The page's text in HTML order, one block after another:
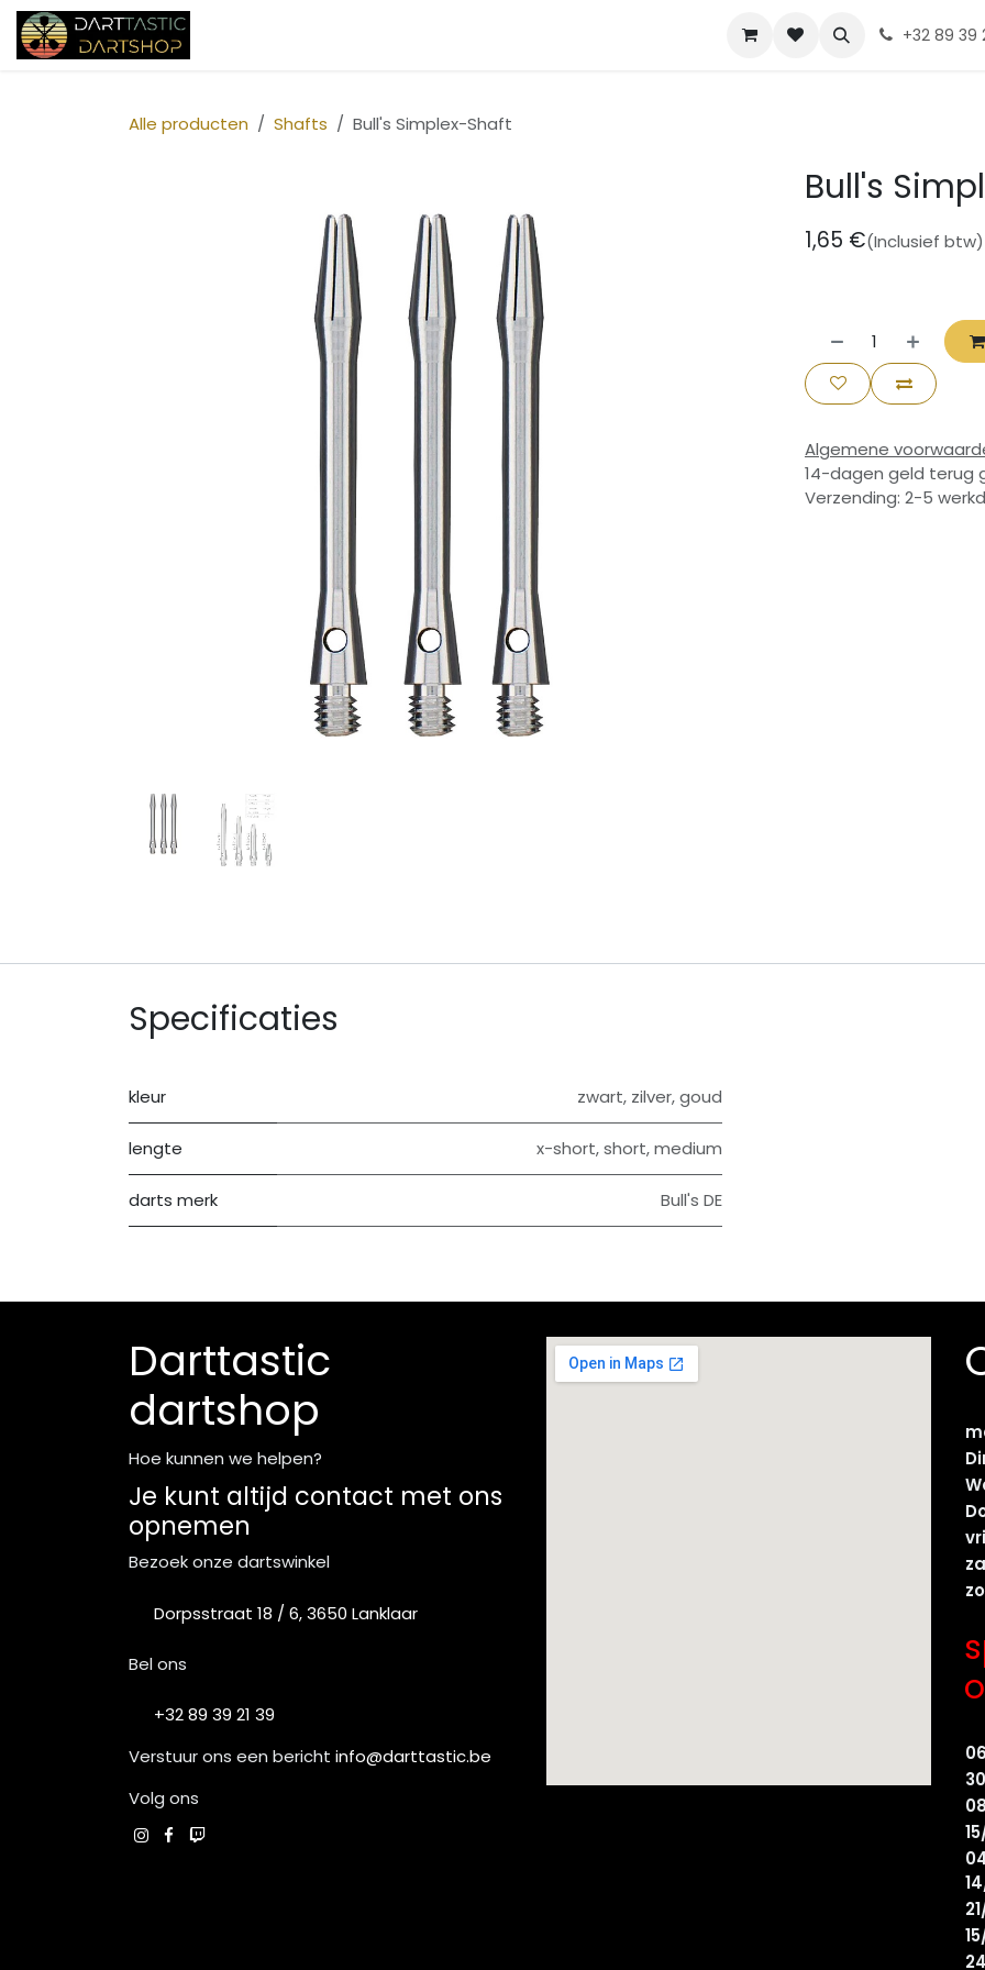
Overslaan naar inhoud
+32 89 39
Alle producten Shafts Bull's Simplex-Shaft
Bull's
1,65 €(Inclusief btw)
Algemene
14-dagen geld terug
Verzending: 2-5
Specificaties
kleur zwart, zilver,goud
lengte x-short,short,medium
darts merk Bull's DE
Darttastic
dartshop
Hoe kunnen we helpen?
Je kunt altijd contact met ons
opnemen
Bezoek onze dartswinkel
Dorpsstraat 18 / 6, 3650 Lanklaar
Bel ons
+32 89 39 21 39
Verstuur ons een bericht info@darttastic.be
Volg ons